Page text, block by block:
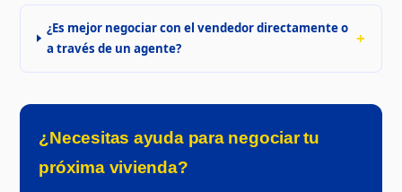
¿Es mejor negociar con el vendedor directamente o
a través de un agente?
¿Necesitas ayuda para negociar tu
próxima vivienda?